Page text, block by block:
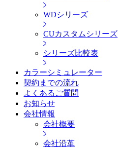
WDシリーズ
CUカスタムシリーズ
シリーズ比較表
カラーシミュレーター
契約までの流れ
よくあるご質問
お知らせ
会社情報
会社概要
会社沿革